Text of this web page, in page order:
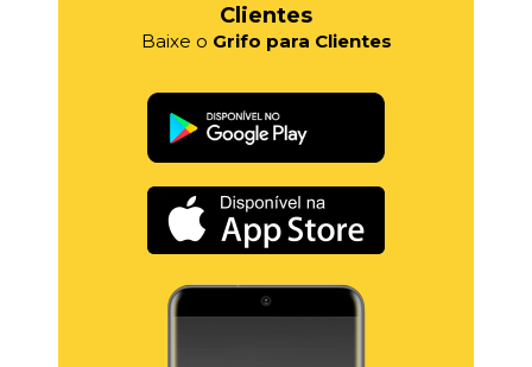
Clientes
Baixe o Grifo para Clientes